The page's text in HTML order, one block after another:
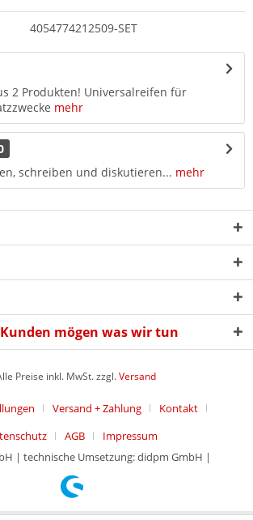
4054774212509-SET
2 Produkten! Universalreifen für
mehr
schreiben und diskutieren... mehr
mögen was wir tun
Preise inkl. MwSt. zzgl.Versand
Versand + Zahlung
Kontakt
AGB
Impressum
| technische Umsetzung: didpm GmbH |